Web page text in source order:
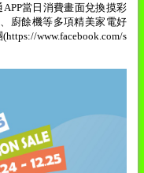
APP當日消費畫面兌換摸彩
廚餘機等多項精美家電好
(https://www.facebook.com/s